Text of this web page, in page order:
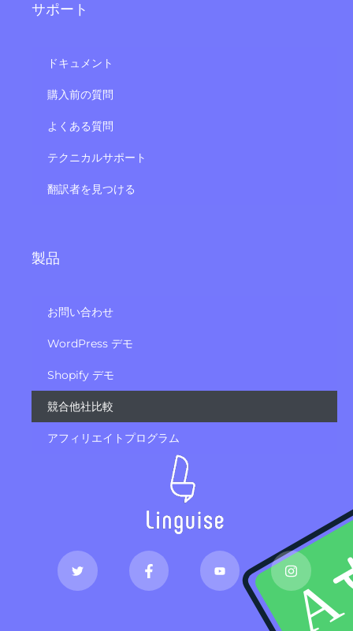
サポート
ドキュメント
購入前の質問
よくある質問
テクニカルサポート
翻訳者を見つける
製品
お問い合わせ
WordPress デモ
Shopify デモ
競合他社比較
アフィリエイトプログラム